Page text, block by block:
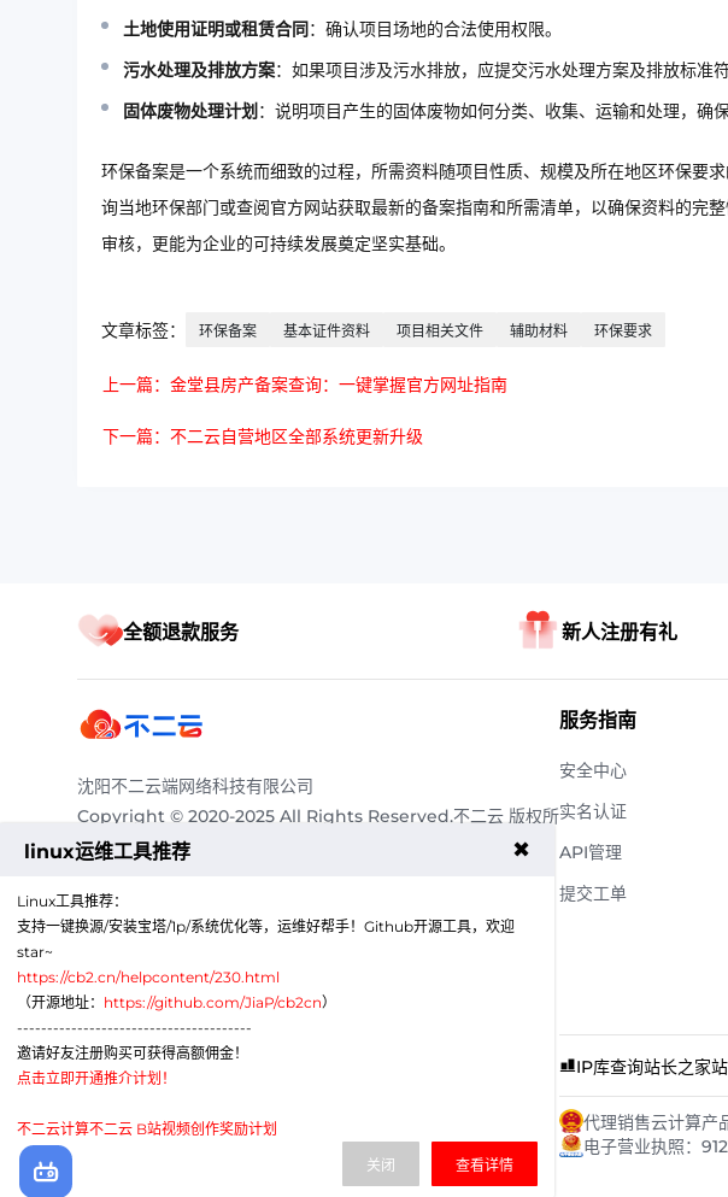
土地使用证明或租赁合同：确认项目场地的合法使用权限。
污水处理及排放方案：如果项目涉及污水排放，应提交污水处理方案及排放标准符
固体废物处理计划 ：说明项目产生的固体废物如何分类、收集、运输和处理，确
环保备案是一个系统而细致的过程，所需资料随项目性质、规模及所在地区环保要
询当地环保部门或查阅官方网站获取最新的备案指南和所需清单，以确保资料的完
审核，更能为企业的可持续发展奠定坚实基础。
文章标签： 环保备案 基本证件资料 项目相关文件 辅助材料 环保要求
上一篇：金堂县房产备案查询：一键掌握官方网址指南
下一篇：不二云自营地区全部系统更新升级
全额退款服务 新人注册有礼
沈阳不二云端网络科技有限公司
Copyright © 2020-2025 All Rights Reserved.不二云 版权所
有
电子邮箱：
Telegram：https://t.me/a86cc
商务QQ：
3515655888
公司地
址：
辽宁省沈阳市沈北新区道义北大街59-1号C区412室-
A760
服务指南
安全中心
实名认证
API管理
提交工单
IP库查询站长之家
代理销售云计算产
电子营业执照：
linux运维工具推荐 ✖
Linux工具推荐：
支持一键换源/安装宝塔/1p/系统优化等，运维好帮手！Github开源工具，欢迎
star~
https://cb2.cn/helpcontent/230.html
（开源地址： https://github.com/JiaP/cb2cn）
---------------------------------------
邀请好友注册购买可获得高额佣金！
点击立即开通推介计划！
不二云计算不二云 B站视频创作奖励计划
查看详情
关闭